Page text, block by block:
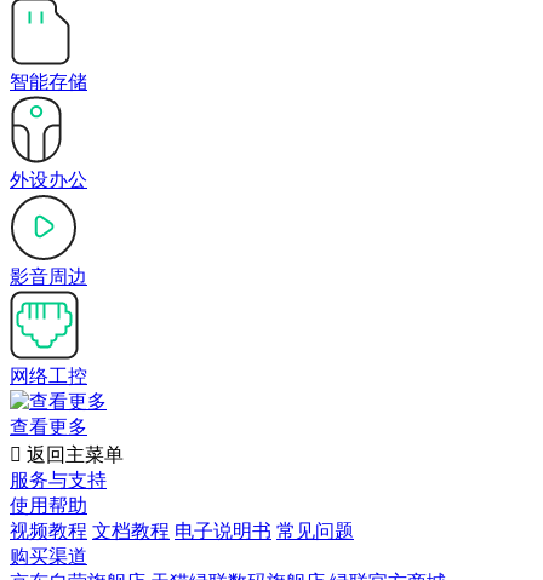
智能存储
外设办公
影音周边
网络工控
查看更多
 返回主菜单
服务与支持
使用帮助
视频教程 文档教程 电子说明书 常见问题
购买渠道